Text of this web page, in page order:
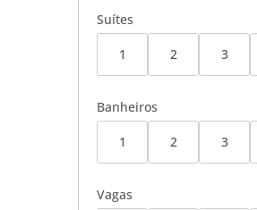
Suítes
1 2 3
Banheiros
1 2 3
Vagas